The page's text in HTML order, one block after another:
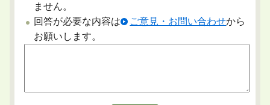
ません。
回答が必要な内容は
ご意見・お問い合わせから
お願いします。